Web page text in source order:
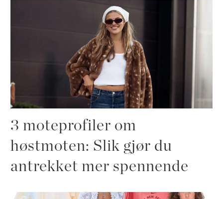
3 moteprofiler om
høstmoten: Slik gjør du
antrekket mer spennende